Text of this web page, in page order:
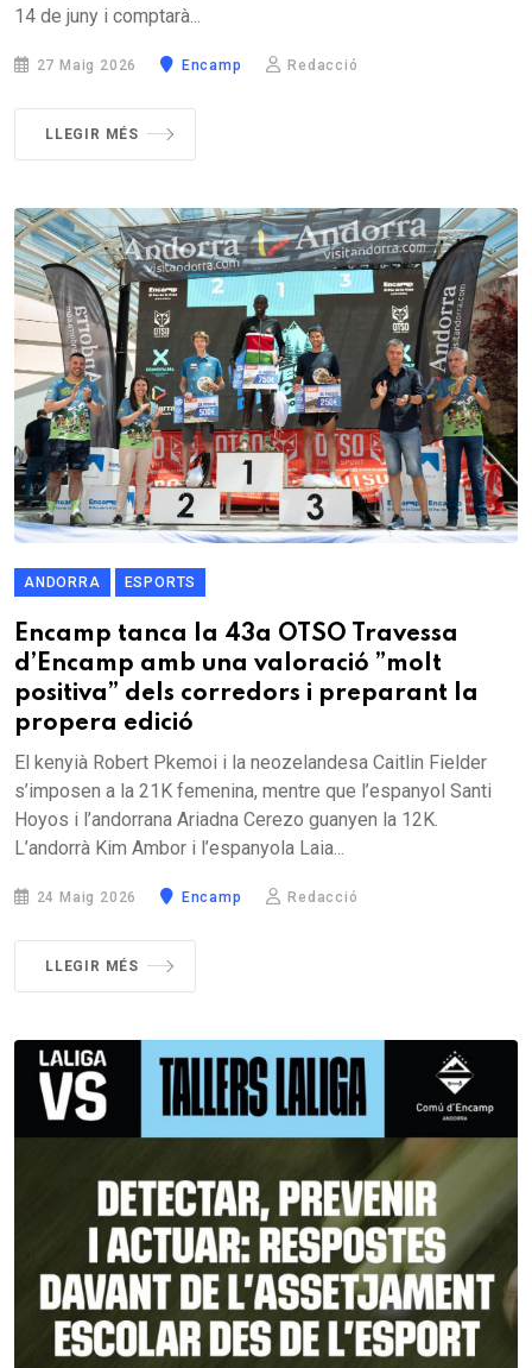
14 de juny i comptarà...
27 Maig 2026 Encamp Redacció
LLEGIR MÉS
ANDORRA ESPORTS
Encamp tanca la 43a OTSO Travessa
d’Encamp amb una valoració ”molt
positiva” dels corredors i preparant la
propera edició
El kenyià Robert Pkemoi i la neozelandesa Caitlin Fielder
s’imposen a la 21K femenina, mentre que l’espanyol Santi
Hoyos i l’andorrana Ariadna Cerezo guanyen la 12K.
L’andorrà Kim Ambor i l’espanyola Laia...
24 Maig 2026 Encamp Redacció
LLEGIR MÉS